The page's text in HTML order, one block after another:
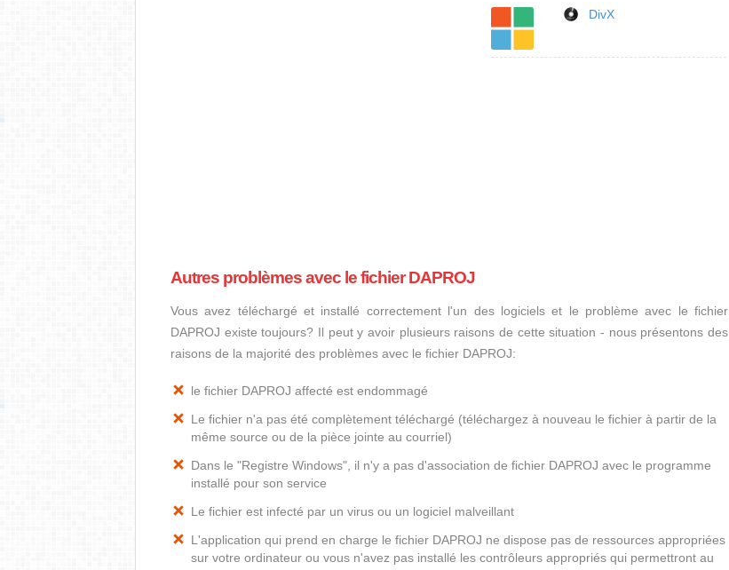
DivX
Autres problèmes avec le fichier DAPROJ
Vous avez téléchargé et installé correctement l'un des logiciels et le problème avec le fichier
DAPROJ existe toujours? Il peut y avoir plusieurs raisons de cette situation - nous présentons des
raisons de la majorité des problèmes avec le fichier DAPROJ:
le fichier DAPROJ affecté est endommagé
Le fichier n'a pas été complètement téléchargé (téléchargez à nouveau le fichier à partir de la
même source ou de la pièce jointe au courriel)
Dans le "Registre Windows", il n'y a pas d'association de fichier DAPROJ avec le programme
installé pour son service
Le fichier est infecté par un virus ou un logiciel malveillant
L'application qui prend en charge le fichier DAPROJ ne dispose pas de ressources appropriées
sur votre ordinateur ou vous n'avez pas installé les contrôleurs appropriés qui permettront au